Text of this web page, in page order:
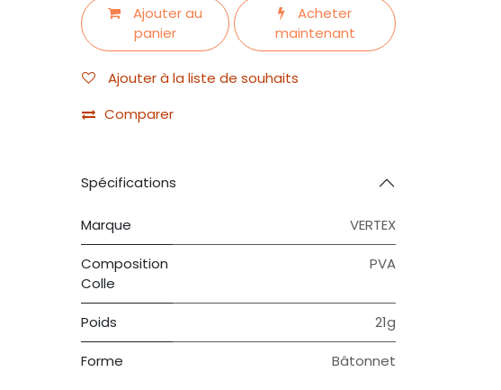
Ajouter au
panier
Acheter
maintenant
Ajouter à la liste de souhaits
Comparer
Spécifications
Marque VERTEX
Composition
Colle
PVA
Poids 21g
Forme Bâtonnet